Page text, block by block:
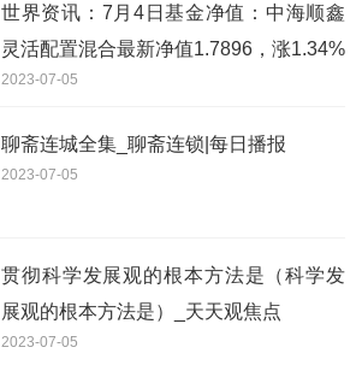
世界资讯：7月4日基金净值：中海顺鑫
灵活配置混合最新净值1.7896，涨1.34%
2023-07-05
聊斋连城全集_聊斋连锁|每日播报
2023-07-05
贯彻科学发展观的根本方法是（科学发
展观的根本方法是）_天天观焦点
2023-07-05